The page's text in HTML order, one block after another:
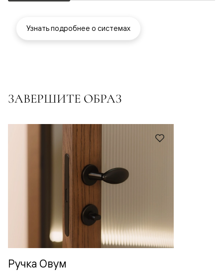
Узнать подробнее о системах
ЗАВЕРШИТЕ ОБРАЗ
Ручка Овум